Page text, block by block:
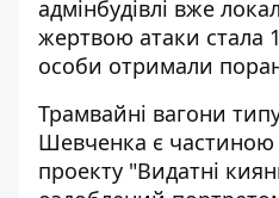
адмінбудівлі вже
жертвою атаки стала
особи отримали
Трамвайні вагони
Шевченка є частиною
проекту "Видатні